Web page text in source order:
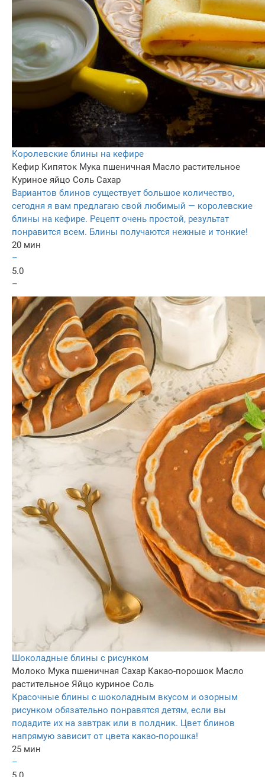
Королевские блины на кефире
Кефир Кипяток Мука пшеничная Масло растительное
Куриное яйцо Соль Сахар
Вариантов блинов существует большое количество,
сегодня я вам предлагаю свой любимый — королевские
блины на кефире. Рецепт очень простой, результат
понравится всем. Блины получаются нежные и тонкие!
20 мин
–
5.0
–
Шоколадные блины с рисунком
Молоко Мука пшеничная Сахар Какао-порошок Масло
растительное Яйцо куриное Соль
Красочные блины с шоколадным вкусом и озорным
рисунком обязательно понравятся детям, если вы
подадите их на завтрак или в полдник. Цвет блинов
напрямую зависит от цвета какао-порошка!
25 мин
–